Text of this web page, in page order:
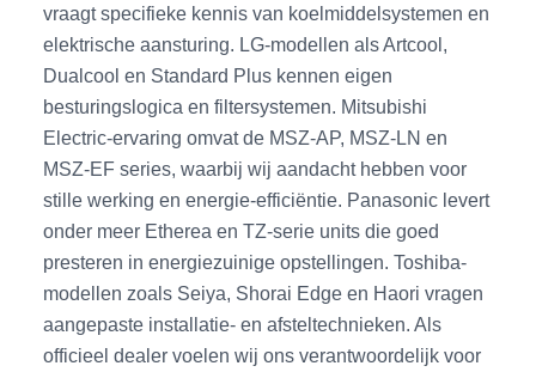
vraagt specifieke kennis van koelmiddelsystemen en
elektrische aansturing. LG-modellen als Artcool,
Dualcool en Standard Plus kennen eigen
besturingslogica en filtersystemen. Mitsubishi
Electric-ervaring omvat de MSZ-AP, MSZ-LN en
MSZ-EF series, waarbij wij aandacht hebben voor
stille werking en energie-efficiëntie. Panasonic levert
onder meer Etherea en TZ-serie units die goed
presteren in energiezuinige opstellingen. Toshiba-
modellen zoals Seiya, Shorai Edge en Haori vragen
aangepaste installatie- en afsteltechnieken. Als
officieel dealer voelen wij ons verantwoordelijk voor